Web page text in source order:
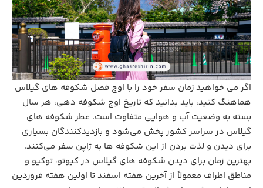
اگر می‌ خواهید زمان سفر خود را با اوج فصل شکوفه‌ های گیلاس
هماهنگ کنید، باید بدانید که تاریخ اوج شکوفه‌ دهی، هر سال
بسته به وضعیت آب و هوایی متفاوت است. عطر شکوفه‌ های
گیلاس در سراسر کشور پخش می‌شود و بازدیدکنندگان بسیاری
برای دیدن و لذت بردن از این شکوفه‌ ها به ژاپن سفر می‌کنند.
بهترین زمان‌ برای دیدن شکوفه‌ های گیلاس در کیوتو، توکیو و
مناطق اطراف معمولاً از آخرین هفته اسفند تا اولین هفته فروردین